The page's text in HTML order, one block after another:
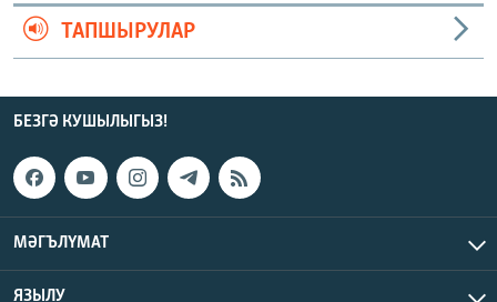
ТАПШЫРУЛАР
БЕЗГӘ КУШЫЛЫГЫЗ!
МӘГЪЛҮМАТ
ЯЗЫЛУ